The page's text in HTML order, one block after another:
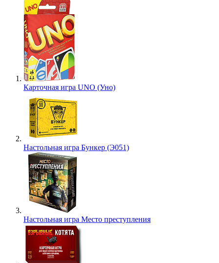
Карточная игра UNO (Уно)
Настольная игра Бункер (Э051)
Настольная игра Место преступления